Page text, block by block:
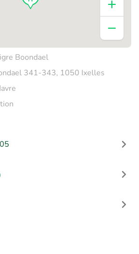
Boondael
341-343, 1050 Ixelles